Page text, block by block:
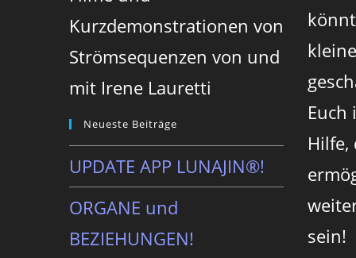
Kurzdemonstrationen von
Strömsequenzen von und
mit Irene Lauretti
Neueste Beiträge
UPDATE APP LUNAJIN®!
ORGANE und
BEZIEHUNGEN!
Euch
Hilfe,
sein!